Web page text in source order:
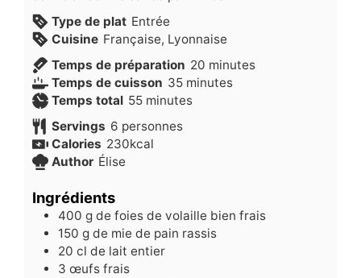
Type de plat Entrée
Cuisine Française, Lyonnaise
Temps de préparation 20minutes
minutes
Temps de cuisson 35minutes
minutes
Temps total 55minutes
minutes
Servings 6 personnes
Calories 230kcal
Author Élise
Ingrédients
400 g de foies de volaille bien frais
150 g de mie de pain rassis
20 cl de lait entier
3 œufs frais